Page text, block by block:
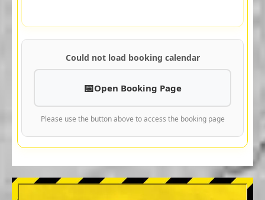
Could not load booking calendar
Open Booking Page
Please use the button above to access the booking page